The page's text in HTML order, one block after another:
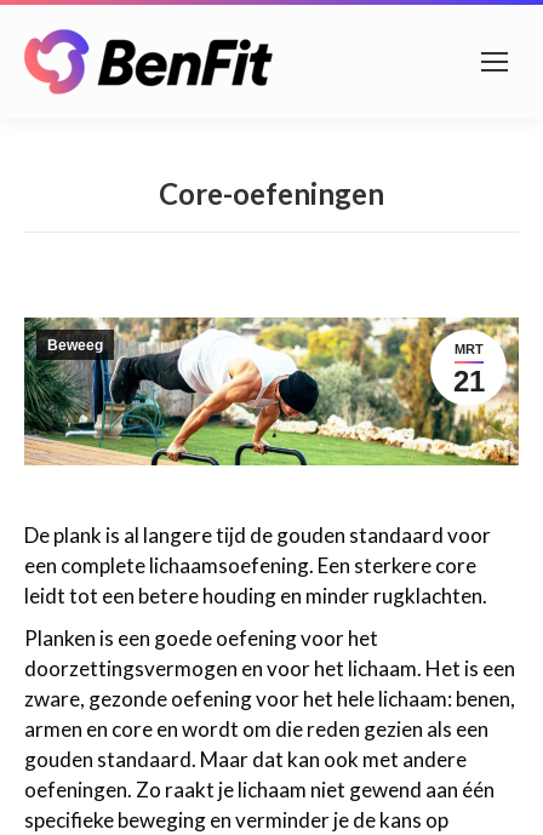
Core-oefeningen
MRT
21
Beweeg
De plank is al langere tijd de gouden standaard voor
een complete lichaamsoefening. Een sterkere core
leidt tot een betere houding en minder rugklachten.
Planken is een goede oefening voor het
doorzettingsvermogen en voor het lichaam. Het is een
zware, gezonde oefening voor het hele lichaam: benen,
armen en core en wordt om die reden gezien als een
gouden standaard. Maar dat kan ook met andere
oefeningen. Zo raakt je lichaam niet gewend aan één
specifieke beweging en verminder je de kans op